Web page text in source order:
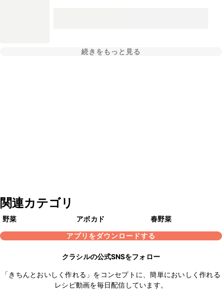
続きをもっと見る
関連カテゴリ
野菜 アボカド
春野菜
アプリをダウンロードする
クラシルの公式SNSをフォロー
「きちんとおいしく作れる」をコンセプトに、簡単においしく作れる
レシピ動画を毎日配信しています。